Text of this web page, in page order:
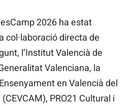
2026 ha estat
col·laboració directa de
l’Institut Valencià de
Valenciana, la
en Valencià del
PRO21 Cultural i